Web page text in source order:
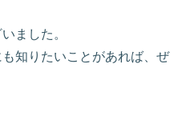
ました。
知りたいことがあれば、ぜ